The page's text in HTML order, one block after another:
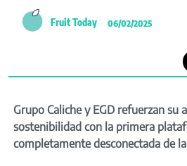
Fruit Today 06/02/2025
Grupo Caliche y EGD refuerzan su
sostenibilidad con la primera
completamente desconectada de